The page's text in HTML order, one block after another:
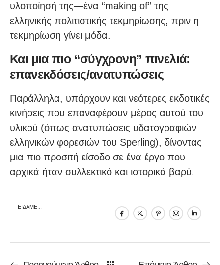
υλοποίησή της—ένα “making of” της
ελληνικής πολιτιστικής τεκμηρίωσης, πριν η
τεκμηρίωση γίνει μόδα.
Και μια πιο “σύγχρονη” πινελιά:
επανεκδόσεις/ανατυπώσεις
Παράλληλα, υπάρχουν και νεότερες εκδοτικές
κινήσεις που επαναφέρουν μέρος αυτού του
υλικού (όπως ανατυπώσεις υδατογραφιών
ελληνικών φορεσιών του Sperling), δίνοντας
μια πιο προσιτή είσοδο σε ένα έργο που
αρχικά ήταν συλλεκτικό και ιστορικά βαρύ.
ΕΙΔΑΜΕ...